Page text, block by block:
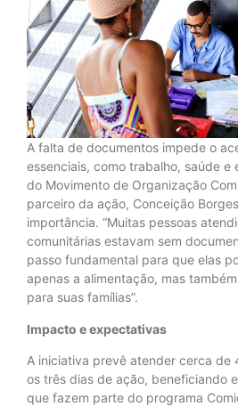
A falta de documentos impede o
essenciais, como trabalho, saúde e
do Movimento de Organização
parceiro da ação, Conceição
importância. “Muitas pessoas
comunitárias estavam sem
passo fundamental para que elas
apenas a alimentação, mas
para suas famílias”.
Impacto e expectativas
A iniciativa prevê atender cerca de
os três dias de ação, beneficiando
que fazem parte do programa